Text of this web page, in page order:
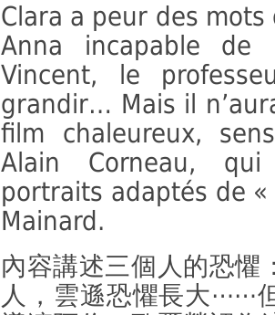
Clara a peur des
Anna incapable
Vincent, le
grandir… Mais il
film chaleureux,
Alain Corneau,
portraits adaptés de
Mainard.
內容講述三個人的恐懼
人，雲遜恐懼長大⋯⋯